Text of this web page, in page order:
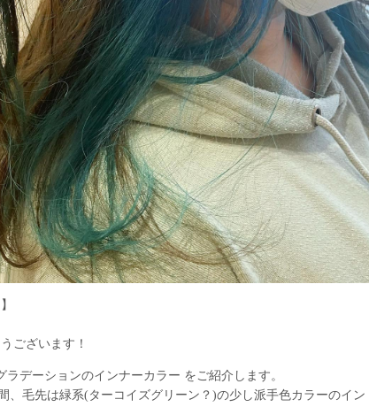
ございます！
ラデーションのインナーカラー をご紹介します。
、毛先は緑系(ターコイズグリーン？)の少し派手色カラーのイン